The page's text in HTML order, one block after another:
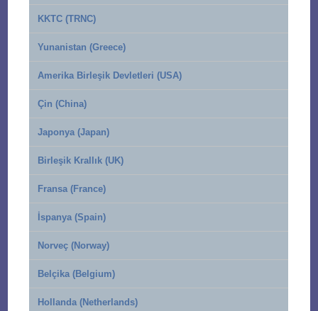
KKTC (TRNC)
Yunanistan (Greece)
Amerika Birleşik Devletleri (USA)
Çin (China)
Japonya (Japan)
Birleşik Krallık (UK)
Fransa (France)
İspanya (Spain)
Norveç (Norway)
Belçika (Belgium)
Hollanda (Netherlands)